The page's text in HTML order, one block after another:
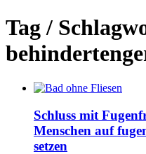
Tag /
Schluss mit
Menschen auf
setzen